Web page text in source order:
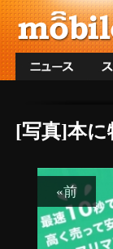
[写真]本
«前